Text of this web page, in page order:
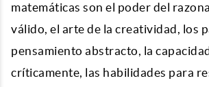
matemáticas son el poder del
válido, el arte de la creatividad, los
pensamiento abstracto, la
críticamente, las habilidades para